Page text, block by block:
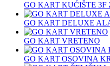
GO KART KUĆIŠTE
GO KART DELUXE
GO KART VRETENO
GO KART OSOVINA